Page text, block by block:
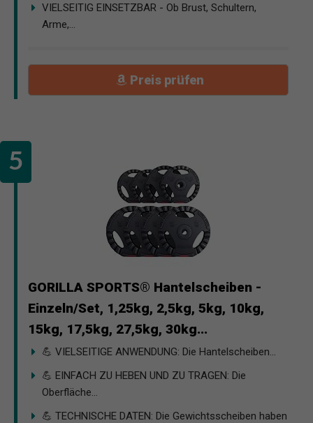
VIELSEITIG EINSETZBAR - Ob Brust, Schultern,
Arme,...
Preis prüfen
GORILLA SPORTS® Hantelscheiben -
Einzeln/Set, 1,25kg, 2,5kg, 5kg, 10kg,
15kg, 17,5kg, 27,5kg, 30kg...
💪 VIELSEITIGE ANWENDUNG: Die Hantelscheiben...
💪 EINFACH ZU HEBEN UND ZU TRAGEN: Die
Oberfläche...
💪 TECHNISCHE DATEN: Die Gewichtsscheiben haben